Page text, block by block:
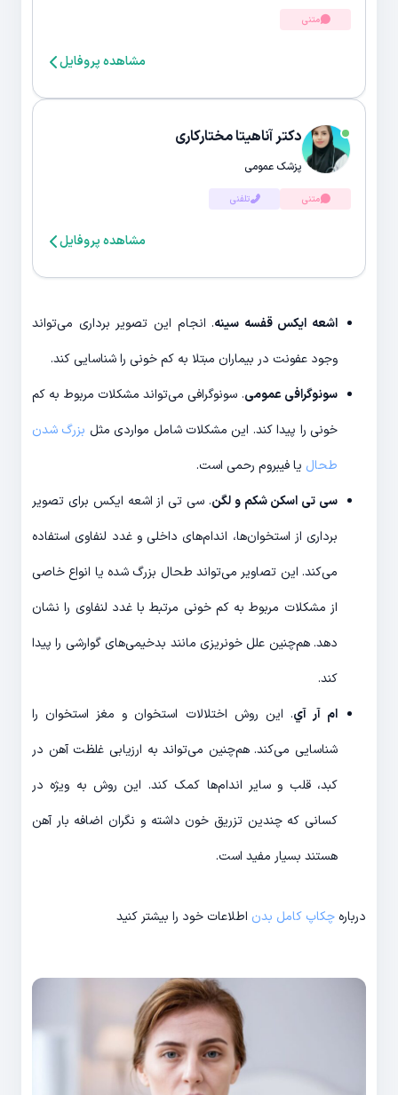
متنی
مشاهده پروفایل
دکتر آناهیتا مختارکاری
پزشک عمومی
متنی تلفنی
مشاهده پروفایل
اشعه ایکس قفسه سینه. انجام این تصویر برداری می‌تواند
وجود عفونت در بیماران مبتلا به کم خونی را شناسایی کند.
سونوگرافی عمومی. سونوگرافی می‌تواند مشکلات مربوط به کم
خونی را پیدا کند. این مشکلات شامل مواردی مثل بزرگ شدن
طحال یا فیبروم رحمی است.
سی تی اسکن شکم و لگن. سی تی از اشعه ایکس برای تصویر
برداری از استخوان‌ها، اندام‌های داخلی و غدد لنفاوی استفاده
می‌کند. این تصاویر می‌تواند طحال بزرگ شده یا انواع خاصی
از مشکلات مربوط به کم خونی مرتبط با غدد لنفاوی را نشان
دهد. هم‌چنین علل خونریزی مانند بدخیمی‌های گوارشی را پیدا
کند.
ام آر آي. این روش اختلالات استخوان و مغز استخوان را
شناسایی می‌کند. هم‌چنین می‌تواند به ارزیابی غلظت آهن در
کبد، قلب و سایر اندام‌ها کمک کند. این روش به ویژه در
کسانی که چندین تزریق خون داشته و نگران اضافه بار آهن
هستند بسیار مفید است.
درباره چکاپ کامل بدن اطلاعات خود را بیشتر کنید